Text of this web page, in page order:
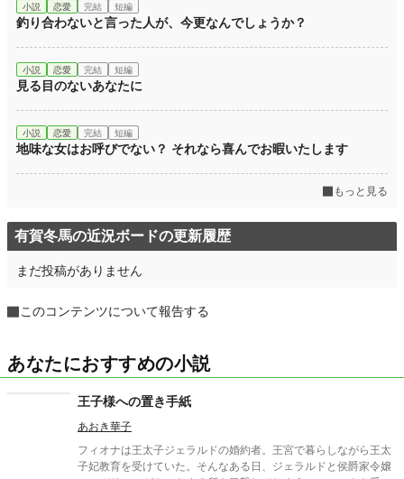
小説 恋愛 完結 短編
釣り合わないと言った人が、今更なんでしょうか？
小説 恋愛 完結 短編
見る目のないあなたに
小説 恋愛 完結 短編
地味な女はお呼びでない？ それなら喜んでお暇いたします
もっと見る
有賀冬馬の近況ボードの更新履歴
まだ投稿がありません
このコンテンツについて報告する
あなたにおすすめの小説
王子様への置き手紙
あおき華子
フィオナは王太子ジェラルドの婚約者。王宮で暮らしながら王太
子妃教育を受けていた。そんなある日、ジェラルドと侯爵家令嬢